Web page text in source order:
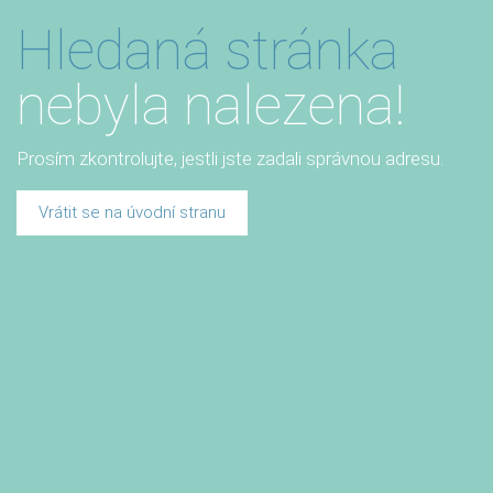
Hledaná stránka
nebyla nalezena!
Prosím zkontrolujte, jestli jste zadali správnou adresu.
Vrátit se na úvodní stranu